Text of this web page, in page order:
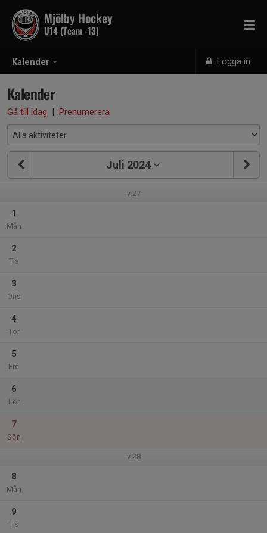
Kalender Logga in
Mjölby Hockey
U14 (Team -13)
Kalender
Gå till idag | Prenumerera
Juli 2024
v.27
1
Mån
2
Tis
3
Ons
4
Tor
5
Fre
6
Lör
7
Sön
v.28
8
Mån
9
Tis